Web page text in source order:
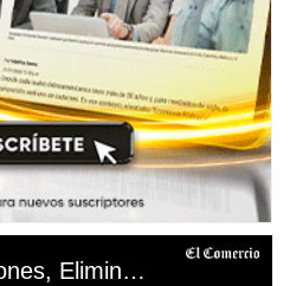
Ver tabla de posiciones, Eliminatorias Conmebol 2026